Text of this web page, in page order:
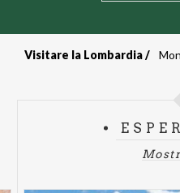
Visitare la Lombardia